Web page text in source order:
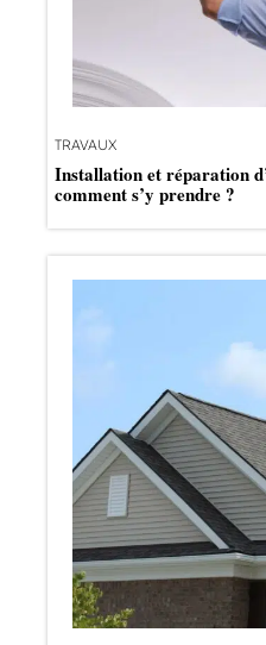
TRAVAUX
Installation et réparation
comment s’y prendre ?